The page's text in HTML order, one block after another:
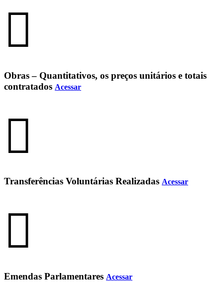
Obras – Quantitativos, os preços unitários e totais
contratados Acessar
Transferências Voluntárias Realizadas Acessar
Emendas Parlamentares Acessar